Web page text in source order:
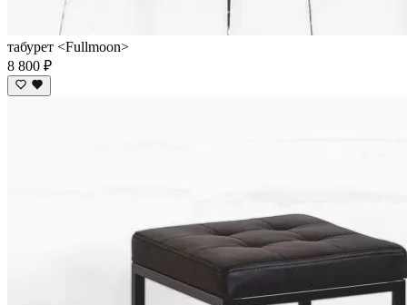
табурет <Fullmoon>
8 800 ₽